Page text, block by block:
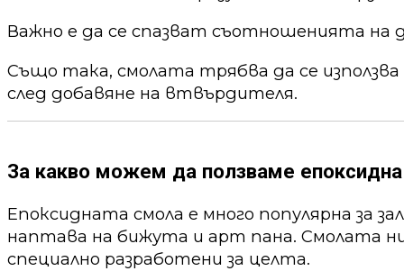
Важно е да се спазват съотношенията на
Също така, смолата трябва да се
след добавяне на втвърдителя.
За какво можем да ползваме
Епоксидната смола е много популярна за
наптава на бижута и арт пана. Смолата
специално разработени за целта.